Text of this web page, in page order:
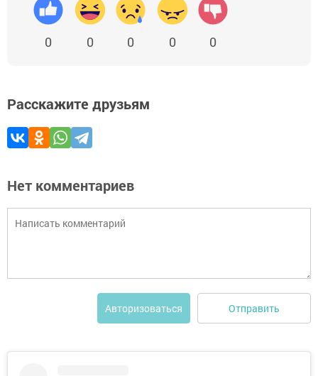
0 0 0 0 0
Расскажите друзьям
Нет комментариев
Авторизоваться Отправить